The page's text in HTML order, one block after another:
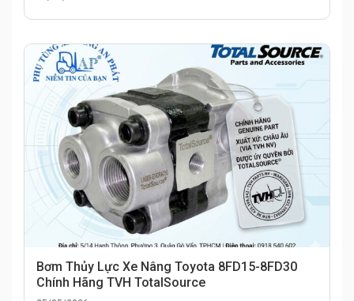
Bơm Thủy Lực Xe Nâng Toyota 8FD15-8FD30
Chính Hãng TVH TotalSource